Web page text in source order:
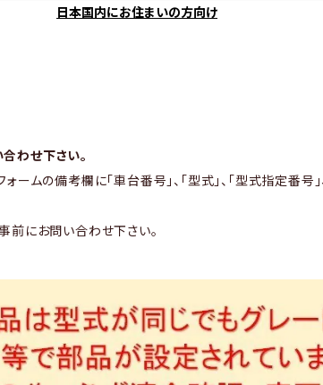
日本国内にお住まいの方向け
わせ下さい。
ームの備考欄に「車台番号」、「型式」、「型式指定番号
前にお問い合わせ下さい。